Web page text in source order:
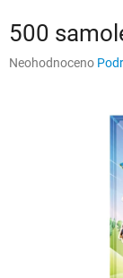
500
Průměrné
Neohodnoceno